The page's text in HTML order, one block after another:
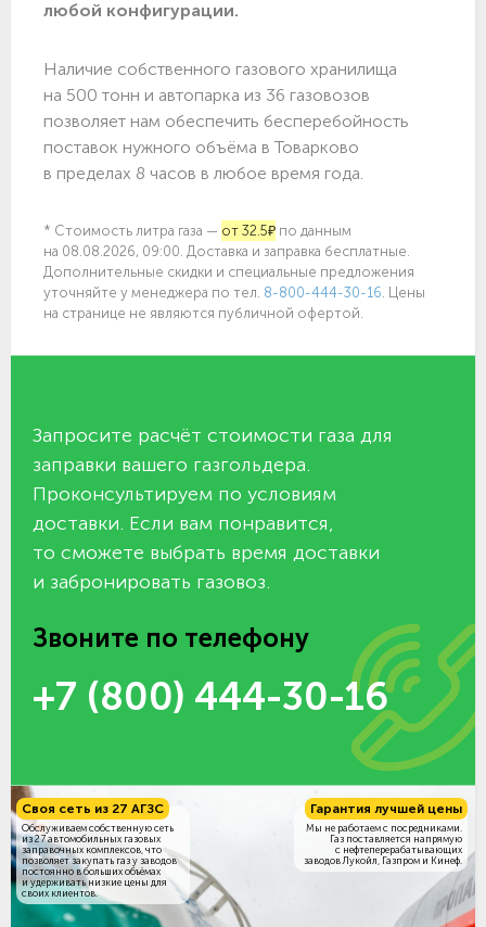
любой конфигурации.
Наличие собственного газового хранилища
на 500 тонн и автопарка из 36 газовозов
позволяет нам обеспечить бесперебойность
поставок нужного объёма в Товарково
в пределах 8 часов в любое время года.
* Стоимость литра газа — от 32.5₽ по данным
на 08.08.2026, 09:00. Доставка и заправка бесплатные.
Дополнительные скидки и специальные предложения
уточняйте у менеджера по тел. 8-800-444-30-16 . Цены
на странице не являются публичной офертой.
Запросите расчёт стоимости газа для
заправки вашего газгольдера.
Проконсультируем по условиям
доставки. Если вам понравится,
то сможете выбрать время доставки
и забронировать газовоз.
Звоните по телефону
+7 (800) 444-30-16
Своя сеть из 27 АГЗС
Обслуживаем собственную сеть
из 27 автомобильных газовых
заправочных комплексов, что
позволяет закупать газ у заводов
постоянно в больших объёмах
и удерживать низкие цены для
своих клиентов.
Гарантия лучшей цены
Мы не работаем с посредниками.
Газ поставляется напрямую
с нефтеперерабатывающих
заводов Лукойл, Газпром и Кинеф.